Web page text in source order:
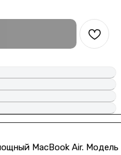
MacBook Air. Модель